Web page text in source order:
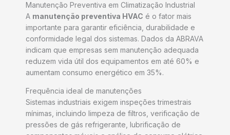
Manutenção Preventiva em Climatização Industrial
A manutenção preventiva HVAC é o fator mais
importante para garantir eficiência, durabilidade e
conformidade legal dos sistemas. Dados da ABRAVA
indicam que empresas sem manutenção adequada
reduzem vida útil dos equipamentos em até 60% e
aumentam consumo energético em 35%.
Frequência ideal de manutenções
Sistemas industriais exigem inspeções trimestrais
mínimas, incluindo limpeza de filtros, verificação de
pressões de gás refrigerante, lubrificação de